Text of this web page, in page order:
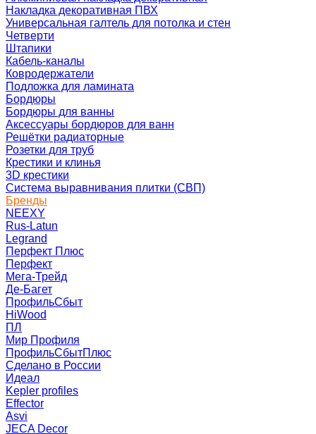
Накладка декоративная ПВХ
Универсальная галтель для потолка и стен
Четверти
Штапики
Кабель-каналы
Ковродержатели
Подложка для ламината
Бордюры
Бордюры для ванны
Аксессуары бордюров для ванн
Решётки радиаторные
Розетки для труб
Крестики и клинья
3D крестики
Система выравнивания плитки (СВП)
Бренды
NEEXY
Rus-Latun
Legrand
Перфект Плюс
Перфект
Мега-Трейд
Де-Багет
ПрофильСбыт
HiWood
ПЛ
Мир Профиля
ПрофильСбытПлюс
Сделано в России
Идеал
Kepler profiles
Effector
Asvi
JECA Decor